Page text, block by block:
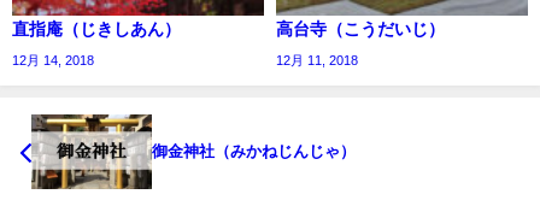
直指庵（じきしあん）
12月 14, 2018
高台寺（こうだいじ）
12月 11, 2018
御金神社（みかねじんじゃ）